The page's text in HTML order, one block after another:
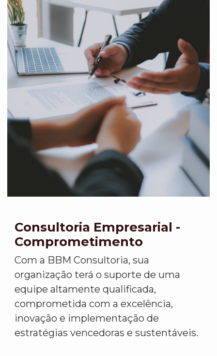
Consultoria Empresarial -
Comprometimento
Com a BBM Consultoria, sua
organização terá o suporte de uma
equipe altamente qualificada,
comprometida com a excelência,
inovação e implementação de
estratégias vencedoras e sustentáveis.